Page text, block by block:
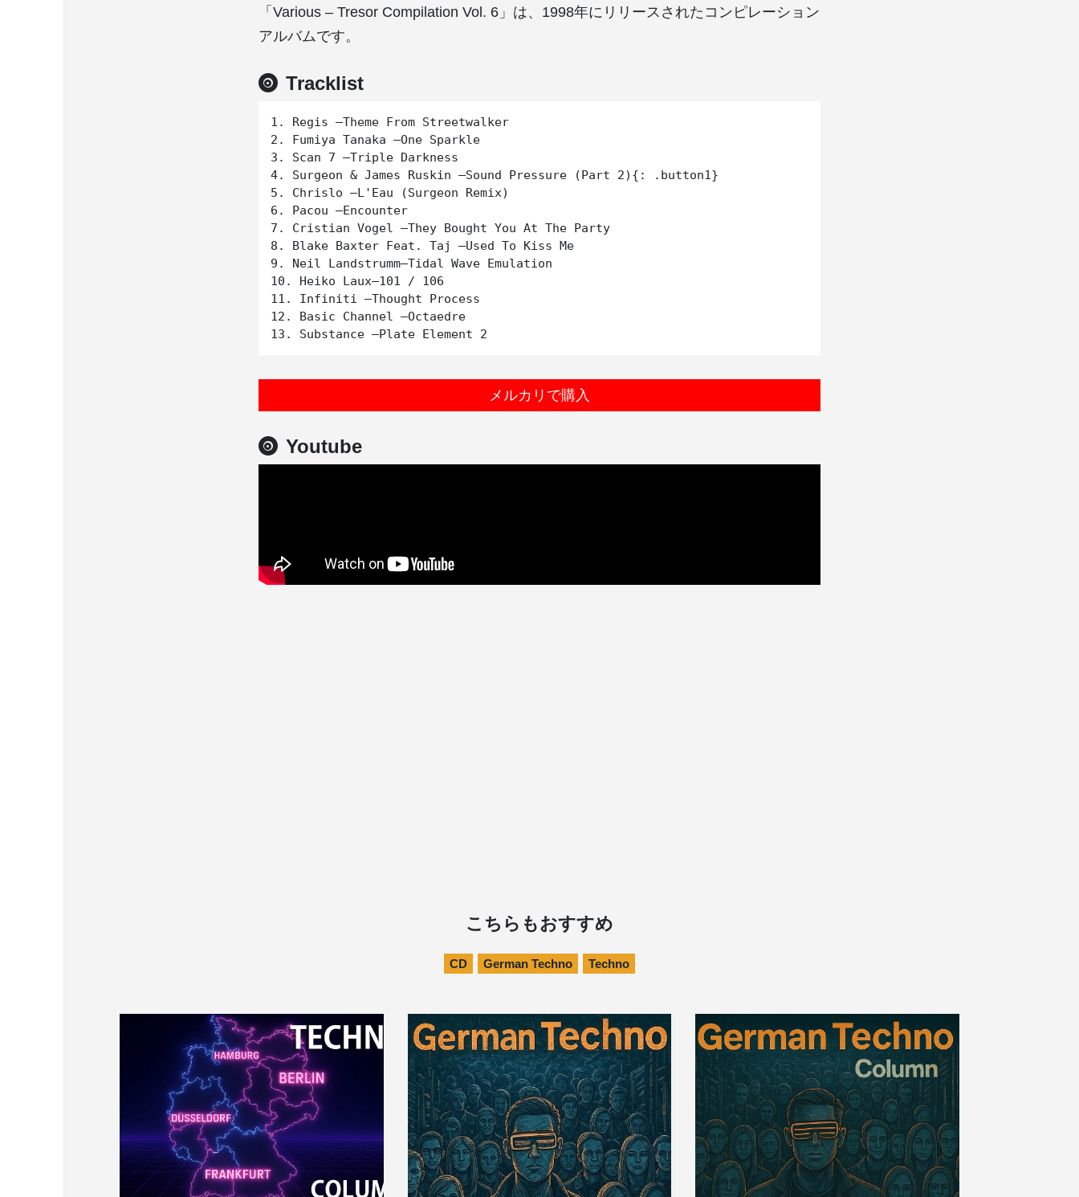
「Various – Tresor Compilation Vol. 6」は、1998年にリリースされたコンピレーション
アルバムです。
Tracklist
1. Regis –Theme From Streetwalker
2. Fumiya Tanaka –One Sparkle
3. Scan 7 –Triple Darkness
4. Surgeon & James Ruskin –Sound Pressure (Part 2){: .button1}
5. Chrislo –L'Eau (Surgeon Remix)
6. Pacou –Encounter
7. Cristian Vogel –They Bought You At The Party
8. Blake Baxter Feat. Taj –Used To Kiss Me
9. Neil Landstrumm–Tidal Wave Emulation
10. Heiko Laux–101 / 106
11. Infiniti –Thought Process
12. Basic Channel –Octaedre
メルカリで購入
Youtube
こちらもおすすめ
CD German Techno Techno